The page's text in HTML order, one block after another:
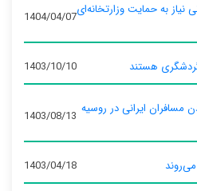
نیاز به حمایت وزارتخانه‌ای1404/04/07
هستند 1403/10/10
مسافران ایرانی در روسیه 1403/08/13
1403/04/18